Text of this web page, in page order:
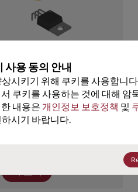
장치 포트폴리오는 원 부품
부품 번호로 구성된 50억대
함하고 있습니다. Rochester
오에는 넓은 범위의 전원, 성
치가 포함되어.
더 보기
사용 동의 안내
시키기 위해 쿠키를 사용합니
쿠키를 사용하는 것에 대해 암
내용은 개인정보 보호정책 및
시기 바랍니다.